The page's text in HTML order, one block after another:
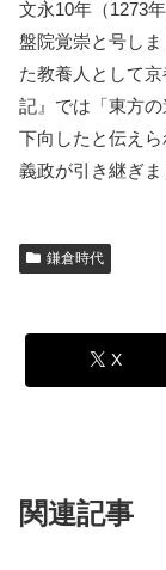
文永10年（1273
盤院覚崇と号し
た教養人として
記』では「東方
下向したと伝え
義政が引き継ぎま
鎌倉時代
X
関連記事